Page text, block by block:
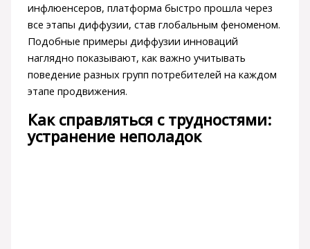
инфлюенсеров, платформа быстро прошла через
все этапы диффузии, став глобальным феноменом.
Подобные примеры диффузии инноваций
наглядно показывают, как важно учитывать
поведение разных групп потребителей на каждом
этапе продвижения.
Как справляться с трудностями:
устранение неполадок